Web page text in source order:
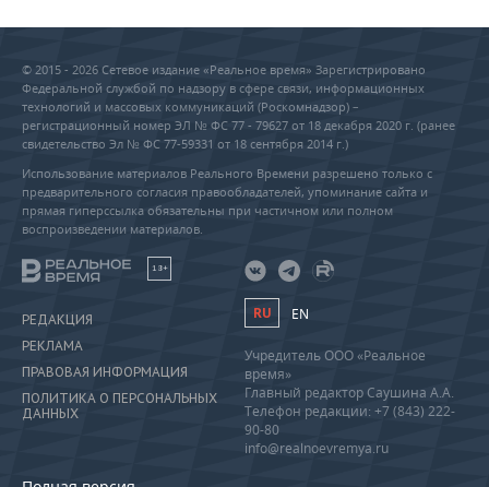
© 2015 - 2026 Сетевое издание «Реальное время» Зарегистрировано
Федеральной службой по надзору в сфере связи, информационных
технологий и массовых коммуникаций (Роскомнадзор) –
регистрационный номер ЭЛ № ФС 77 - 79627 от 18 декабря 2020 г. (ранее
свидетельство Эл № ФС 77-59331 от 18 сентября 2014 г.)
Использование материалов Реального Времени разрешено только с
предварительного согласия правообладателей, упоминание сайта и
прямая гиперссылка обязательны при частичном или полном
воспроизведении материалов.
18+
РЕДАКЦИЯ
РЕКЛАМА
ПРАВОВАЯ ИНФОРМАЦИЯ
ПОЛИТИКА О ПЕРСОНАЛЬНЫХ
ДАННЫХ
RU EN
Учредитель ООО «Реальное
время»
Главный редактор Саушина А.А.
Телефон редакции: +7 (843) 222-
90-80
info@realnoevremya.ru